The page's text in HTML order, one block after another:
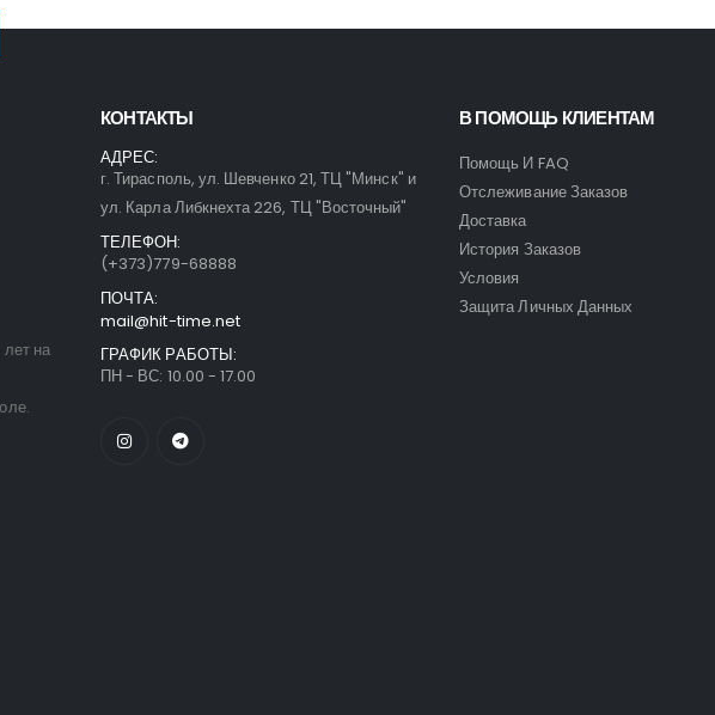
на
КОНТАКТЫ
АДРЕС:
г. Тирасполь, ул. Шевченко 21, ТЦ "Минск" и
ул. Карла Либкнехта 226, ТЦ "Восточный"
ТЕЛЕФОН:
(+373)779-68888
ПОЧТА:
mail@hit-time.net
ГРАФИК РАБОТЫ:
ПН - ВС: 10.00 - 17.00
В ПОМОЩЬ КЛИЕНТАМ
Помощь И FAQ
Отслеживание Заказов
Доставка
История Заказов
Условия
Защита Личных Данных